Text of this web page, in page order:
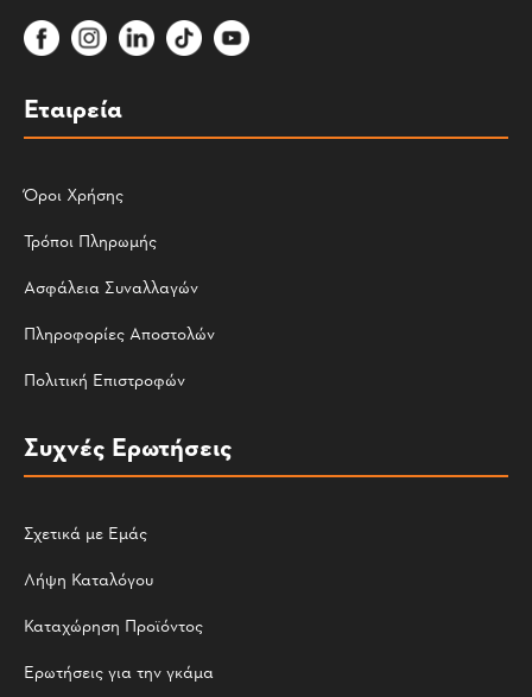
Εταιρεία
Όροι Χρήσης
Τρόποι Πληρωμής
Ασφάλεια Συναλλαγών
Πληροφορίες Αποστολών
Πολιτική Επιστροφών
Συχνές Ερωτήσεις
Σχετικά με Εμάς
Λήψη Καταλόγου
Καταχώρηση Προϊόντος
Ερωτήσεις για την γκάμα